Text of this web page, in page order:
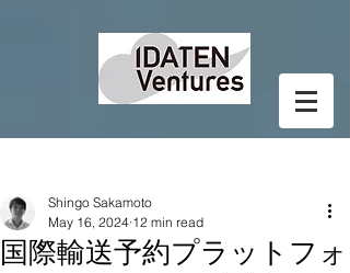
国際輸送予約プラットフォ
Shingo Sakamoto
May 16, 2024 12 min read